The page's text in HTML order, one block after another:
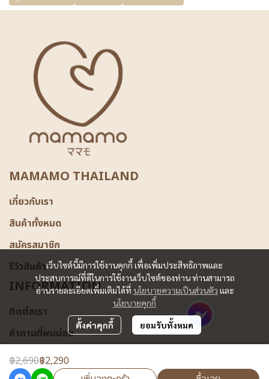
฿2,690฿2,290
เว็บไซต์นี้มีการใช้งานคุกกี้ เพื่อเพิ่มประสิทธิภาพและ
ประสบการณ์ที่ดีในการใช้งานเว็บไซต์ของท่าน ท่านสามารถ
อ่านรายละเอียดเพิ่มเติมได้ที่ นโยบายความเป็นส่วนตัว และ
นโยบายคุกกี้
ตั้งค่าคุกกี้ ยอมรับทั้งหมด
MAMAMO THAILAND
เกี่ยวกับเรา
สินค้าทั้งหมด
สมัครสมาชิก
รีวิวสินค้า
INFORMATION
ติดต่อเรา
คำถามที่พบบ่อย